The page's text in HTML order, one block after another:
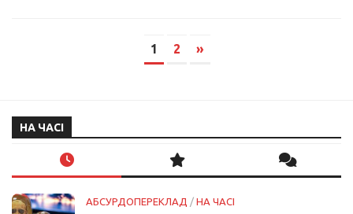
1 2 »
НА ЧАСІ
АБСУРДОПЕРЕКЛАД / НА ЧАСІ